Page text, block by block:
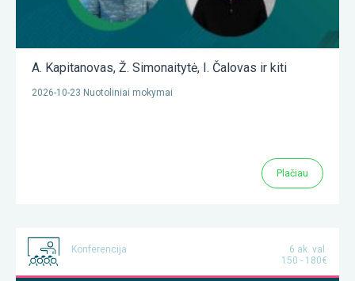
A. Kapitanovas, Ž. Simonaitytė, I. Čalovas ir kiti
2026-10-23 Nuotoliniai mokymai
Plačiau
Konferencija
6 ak. val.
150 - 180€